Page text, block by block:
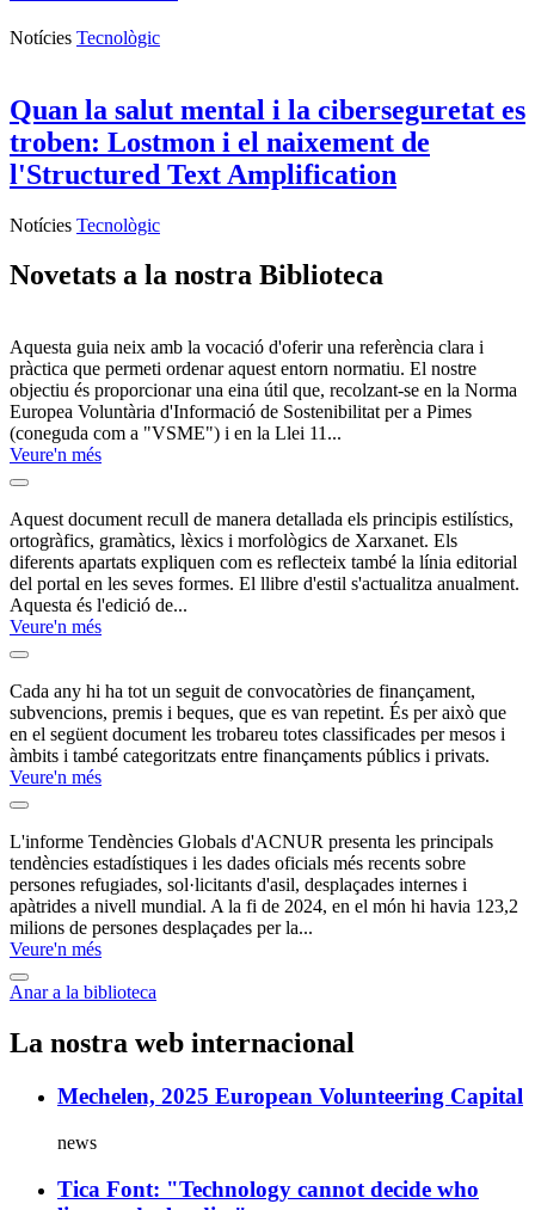
Notícies Tecnològic
Quan la salut mental i la ciberseguretat es
troben: Lostmon i el naixement de
l'Structured Text Amplification
Notícies Tecnològic
Novetats a la nostra Biblioteca
Guía
práctica
para
la
elaboración
Informes
de
Sostenibilidad
para
PYMES
y
entidades
Aquesta guia neix amb la vocació d'oferir una referència clara i
pràctica que permeti ordenar aquest entorn normatiu. El nostre
objectiu és proporcionar una eina útil que, recolzant-se en la Norma
Europea Voluntària d'Informació de Sostenibilitat per a Pimes
(coneguda com a "VSME") i en la Llei 11...
Veure'n més
Veure
la
sinopsi
de:
Guía
práctica
para
la
elaboración
de
Informes
Sostenibilidad
para
PYMES
y
entidades
Llibre
d&#039;estil
de
Xarxanet
(edició
Aquest document recull de manera detallada els principis estilístics,
ortogràfics, gramàtics, lèxics i morfològics de Xarxanet. Els
diferents apartats expliquen com es reflecteix també la línia editorial
del portal en les seves formes. El llibre d'estil s'actualitza anualment.
Aquesta és l'edició de...
Veure'n més
Veure
la
sinopsi
de:
Llibre
d&#039;estil
de
Xarxanet
(edició
2026)
Calendari
de
convocatòries
anuals
2026
Cada any hi ha tot un seguit de convocatòries de finançament,
subvencions, premis i beques, que es van repetint. És per això que
en el següent document les trobareu totes classificades per mesos i
àmbits i també categoritzats entre finançaments públics i privats.
Veure'n més
Veure
la
sinopsi
de:
Calendari
de
convocatòries
de
finançament
anuals
2026
Tendencias
Globales
de
Desplazamiento
Forzado
en
L'informe Tendències Globals d'ACNUR presenta les principals
tendències estadístiques i les dades oficials més recents sobre
persones refugiades, sol·licitants d'asil, desplaçades internes i
apàtrides a nivell mundial. A la fi de 2024, en el món hi havia 123,2
milions de persones desplaçades per la...
Veure'n més
Veure
la
sinopsi
Tendencias
Globales
Desplazamiento
Forzado
Anar a la biblioteca
La nostra web internacional
Mechelen, 2025 European Volunteering Capital
news
Tica Font: "Technology cannot decide who